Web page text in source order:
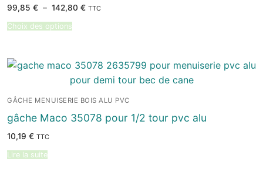
99,85 € – 142,80 €Plage
TTC
Choix des options
GÂCHE MENUISERIE BOIS ALU PVC
gâche Maco 35078 pour 1/2 tour pvc alu
10,19 € TTC
Lire la suite